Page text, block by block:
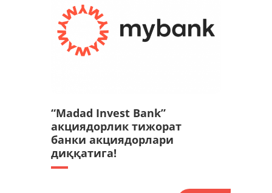
“Madad Invest Bank”
акциядорлик тижорат
банки акциядорлари
диққатига!